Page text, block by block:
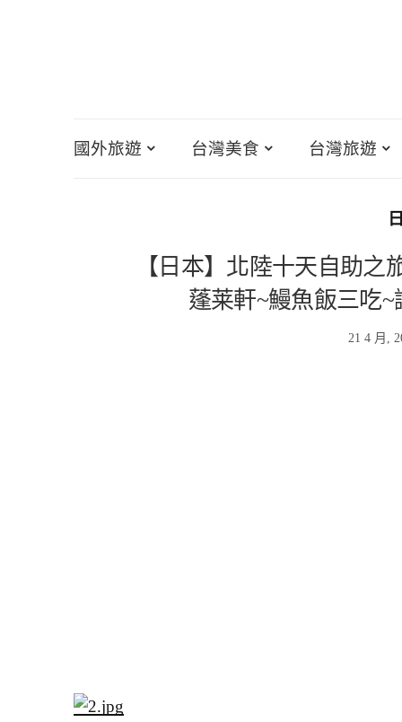
國外旅遊 台灣美食 台灣旅遊
【日本】北陸十天自助之
蓬莱軒~鰻魚飯三吃
21 4 月,